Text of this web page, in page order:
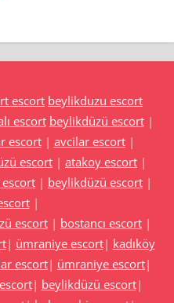
escort beylikduzu escort
escort beylikdüzü escort|
escort| avcilar escort|
escort | atakoy escort |
| beylikdüzü escort |
|
escort | bostancı escort |
| ümraniye escort| kadıköy
escort| ümraniye escort|
| beylikdüzü escort|